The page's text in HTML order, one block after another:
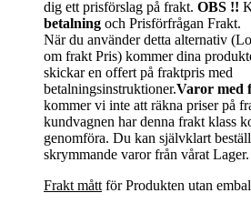
dig ett prisförslag på frakt. OBS !!
betalning och Prisförfrågan Frakt.
När du använder detta alternativ
om frakt Pris) kommer dina
skickar en offert på fraktpris med
betalningsinstruktioner.Varor med
kommer vi inte att räkna priser på
kundvagnen har denna frakt klass
genomföra. Du kan självklart
skrymmande varor från vårat Lager.
Frakt mått för Produkten utan